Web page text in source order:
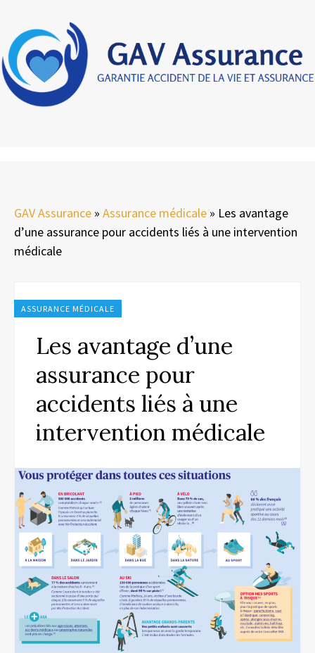
GAV Assurance » Assurance médicale » Les avantage
d’une assurance pour accidents liés à une intervention
médicale
ASSURANCE MÉDICALE
Les avantage d’une
assurance pour
accidents liés à une
intervention médicale